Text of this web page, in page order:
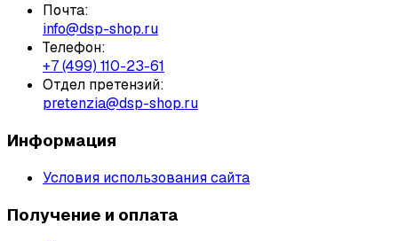
Почта:
info@dsp-shop.ru
Телефон:
+7 (499) 110-23-61
Отдел претензий:
pretenzia@dsp-shop.ru
Информация
Условия использования сайта
Получение и оплата